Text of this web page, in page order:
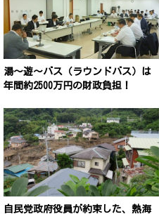
湯〜遊〜バス（ラウンドバス）は
年間約2500万円の財政負担！
自民党政府役員が約束した、熱海